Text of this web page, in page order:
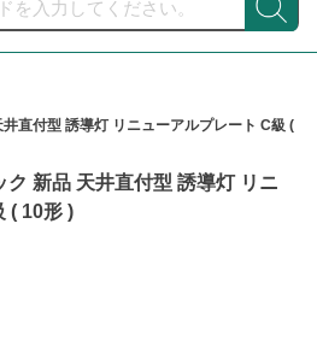
直付型 誘導灯 リニューアルプレート C級 (
ク 新品 天井直付型 誘導灯 リニ
( 10形 )